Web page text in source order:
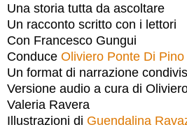
Una storia tutta da ascoltare
Un racconto scritto con i lettori
Con Francesco Gungui
Conduce Oliviero Ponte Di Pino
Un format di narrazione
Versione audio a cura di
Valeria Ravera
Illustrazioni di Guendalina